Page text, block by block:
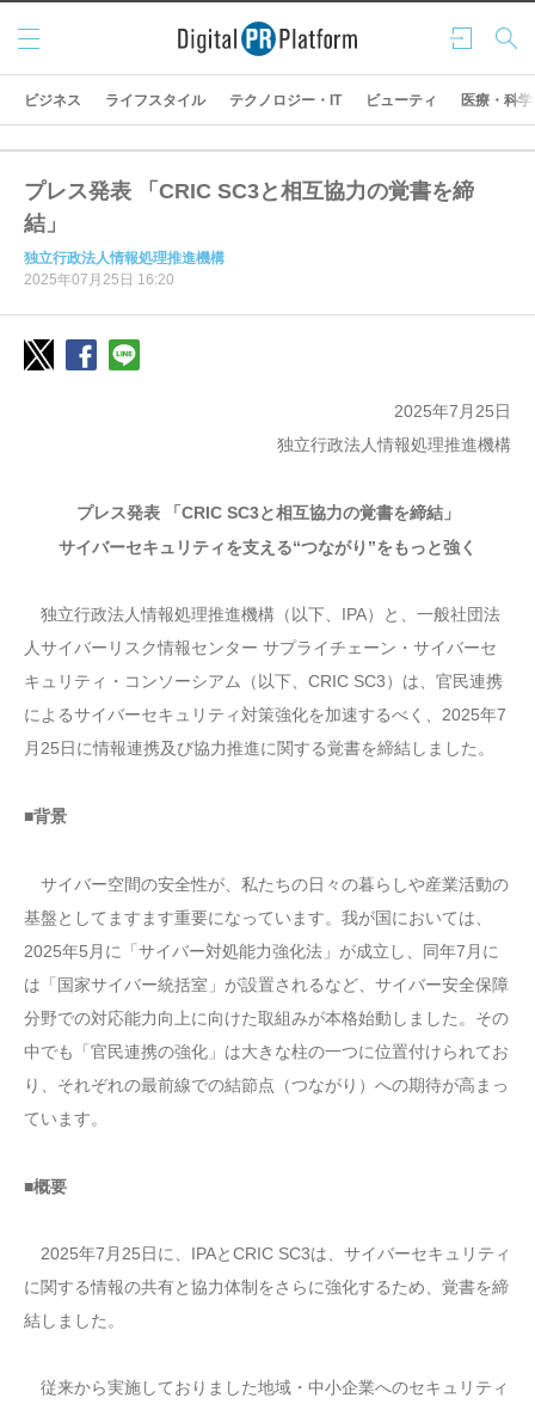
ログ
イン
検索
メニ
ュー
ビジネス ライフスタイル テクノロジー・IT ビューティ 医療・科学
プレス発表 「CRIC SC3と相互協力の覚書を締
結」
独立行政法人情報処理推進機構
2025年07月25日 16:20
2025年7月25日
独立行政法人情報処理推進機構
プレス発表 「CRIC SC3と相互協力の覚書を締結」
サイバーセキュリティを支える“つながり”をもっと強く
独立行政法人情報処理推進機構（以下、IPA）と、一般社団法
人サイバーリスク情報センター サプライチェーン・サイバーセ
キュリティ・コンソーシアム（以下、CRIC SC3）は、官民連携
によるサイバーセキュリティ対策強化を加速するべく、2025年7
月25日に情報連携及び協力推進に関する覚書を締結しました。
■背景
サイバー空間の安全性が、私たちの日々の暮らしや産業活動の
基盤としてますます重要になっています。我が国においては、
2025年5月に「サイバー対処能力強化法」が成立し、同年7月に
は「国家サイバー統括室」が設置されるなど、サイバー安全保障
分野での対応能力向上に向けた取組みが本格始動しました。その
中でも「官民連携の強化」は大きな柱の一つに位置付けられてお
り、それぞれの最前線での結節点（つながり）への期待が高まっ
ています。
■概要
2025年7月25日に、IPAとCRIC SC3は、サイバーセキュリティ
に関する情報の共有と協力体制をさらに強化するため、覚書を締
結しました。
従来から実施しておりました地域・中小企業へのセキュリティ